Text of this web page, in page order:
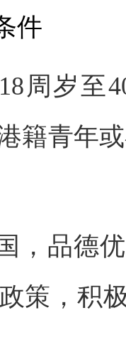
件
周岁至
籍青年
，品德
策，积